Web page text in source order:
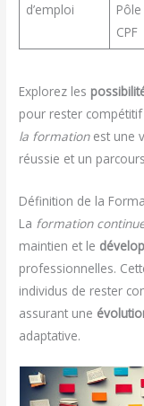
d’emploi
CPF
Explorez les
pour rester
la formationest une
réussie et un
Définition de la
La formation
maintien et le
professionnelles.
individus de rester
assurant une
adaptative.